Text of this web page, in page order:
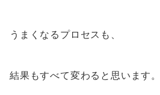
うまくなるプロセスも、
結果もすべて変わると思います。